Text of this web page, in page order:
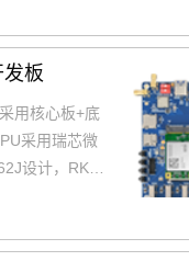
开发板产品简
能特点，评估
为RK3588
册、应用笔
开发套件的
板做了多重防
涌、脉冲群
值得推荐。
板
用核心板+底
采用瑞芯微
设计，RK3
业自动化及
的一款高性
用处理器，